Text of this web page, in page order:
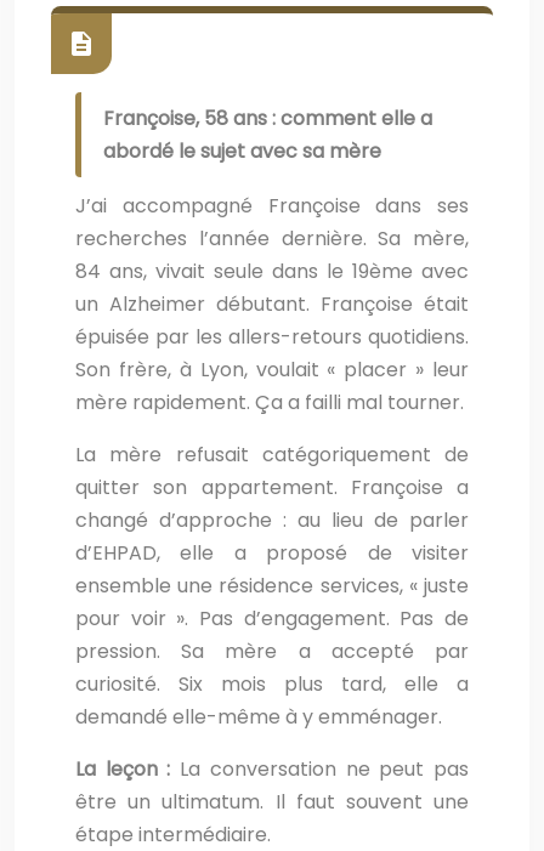
Françoise, 58 ans : comment elle a
abordé le sujet avec sa mère
J’ai accompagné Françoise dans ses
recherches l’année dernière. Sa mère,
84 ans, vivait seule dans le 19ème avec
un Alzheimer débutant. Françoise était
épuisée par les allers-retours quotidiens.
Son frère, à Lyon, voulait « placer » leur
mère rapidement. Ça a failli mal tourner.
La mère refusait catégoriquement de
quitter son appartement. Françoise a
changé d’approche : au lieu de parler
d’EHPAD, elle a proposé de visiter
ensemble une résidence services, « juste
pour voir ». Pas d’engagement. Pas de
pression. Sa mère a accepté par
curiosité. Six mois plus tard, elle a
demandé elle-même à y emménager.
La leçon : La conversation ne peut pas
être un ultimatum. Il faut souvent une
étape intermédiaire.